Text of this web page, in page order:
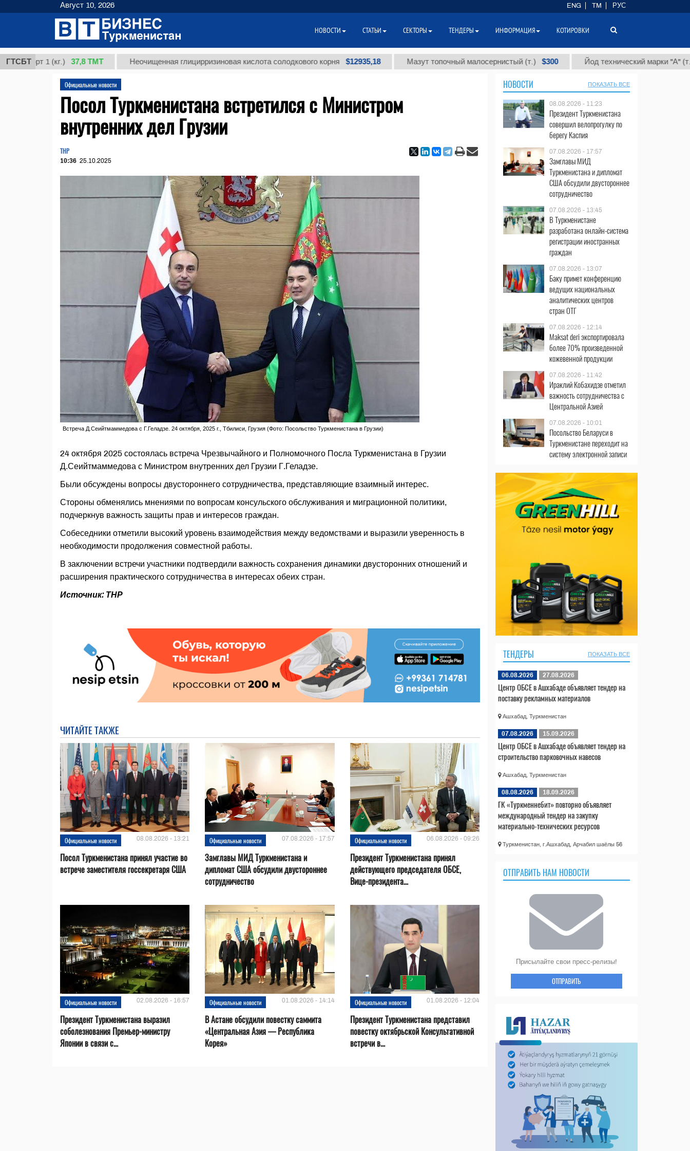
ГТСБТ
1 (кг.) 37,8 ТМТ Неочищенная глицирризиновая кислота солодкового корня $12935,18 Мазут топочный малосернистый (т.) $300 Йод технический марки "А" (т.) $86
Официальные новости
Посол Туркменистана встретился с Министром
внутренних дел Грузии
THP
10:36 25.10.2025
Встреча Д.Сеийтмаммедова с Г.Геладзе. 24 октября, 2025 г., Тбилиси, Грузия (Фото: Посольство Туркменистана в Грузии)
24 октября 2025 состоялась встреча Чрезвычайного и Полномочного Посла Туркменистана в Грузии
Д.Сеийтмаммедова с Министром внутренних дел Грузии Г.Геладзе.
Были обсуждены вопросы двустороннего сотрудничества, представляющие взаимный интерес.
Стороны обменялись мнениями по вопросам консульского обслуживания и миграционной политики,
подчеркнув важность защиты прав и интересов граждан.
Собеседники отметили высокий уровень взаимодействия между ведомствами и выразили уверенность в
необходимости продолжения совместной работы.
В заключении встречи участники подтвердили важность сохранения динамики двусторонних отношений и
расширения практического сотрудничества в интересах обеих стран.
Источник: ТНР
ЧИТАЙТЕ ТАКЖЕ
Официальные новости 08.08.2026 - 13:21
Посол Туркменистана принял участие во
встрече заместителя госсекретаря США
Официальные новости 07.08.2026 - 17:57
Замглавы МИД Туркменистана и
дипломат США обсудили двустороннее
сотрудничество
Официальные новости 06.08.2026 - 09:26
Президент Туркменистана принял
действующего председателя ОБСЕ,
Вице-президента...
Официальные новости 02.08.2026 - 16:57
Президент Туркменистана выразил
соболезнования Премьер-министру
Японии в связи с...
Официальные новости 01.08.2026 - 14:14
В Астане обсудили повестку саммита
«Центральная Азия — Республика
Корея»
Официальные новости 01.08.2026 - 12:04
Президент Туркменистана представил
повестку октябрьской Консультативной
встречи в...
НОВОСТИ ПОКАЗАТЬ ВСЕ
08.08.2026 - 11:23
Президент Туркменистана
совершил велопрогулку по
берегу Каспия
07.08.2026 - 17:57
Замглавы МИД
Туркменистана и дипломат
США обсудили двустороннее
сотрудничество
07.08.2026 - 13:45
В Туркменистане
разработана онлайн-система
регистрации иностранных
граждан
07.08.2026 - 13:07
Баку примет конференцию
ведущих национальных
аналитических центров
стран ОТГ
07.08.2026 - 12:14
Maksat deri экспортировала
более 70% произведенной
кожевенной продукции
07.08.2026 - 11:42
Ираклий Кобахидзе отметил
важность сотрудничества с
Центральной Азией
07.08.2026 - 10:01
Посольство Беларуси в
Туркменистане переходит на
систему электронной записи
ТЕНДЕРЫ ПОКАЗАТЬ ВСЕ
06.08.2026 27.08.2026
Центр ОБСЕ в Ашхабаде объявляет тендер на
поставку рекламных материалов
Ашхабад, Туркменистан
07.08.2026 15.09.2026
Центр ОБСЕ в Ашхабаде объявляет тендер на
строительство парковочных навесов
Ашхабад, Туркменистан
08.08.2026 18.09.2026
ГК «Туркменнебит» повторно объявляет
международный тендер на закупку
материально-технических ресурсов
Туркменистан, г.Ашхабад, Арчабил шаёлы 56
ОТПРАВИТЬ НАМ НОВОСТИ
Присылайте свои пресс-релизы!
ОТПРАВИТЬ
Август 10, 2026 ENG TM РУС
НОВОСТИ СТАТЬИ СЕКТОРЫ ТЕНДЕРЫ ИНФОРМАЦИЯ КОТИРОВКИ